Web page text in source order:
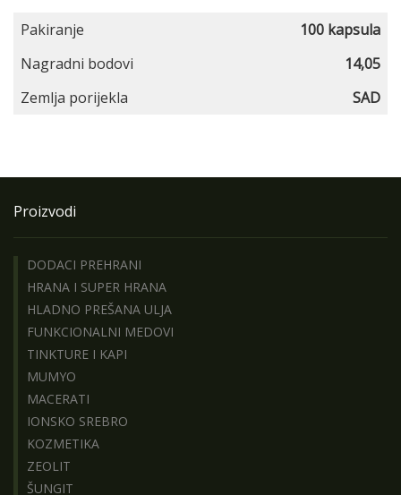
Pakiranje
100 kapsula
Nagradni bodovi
14,05
Zemlja porijekla
SAD
Proizvodi
DODACI PREHRANI
HRANA I SUPER HRANA
HLADNO PREŠANA ULJA
FUNKCIONALNI MEDOVI
TINKTURE I KAPI
MUMYO
MACERATI
IONSKO SREBRO
KOZMETIKA
ZEOLIT
ŠUNGIT